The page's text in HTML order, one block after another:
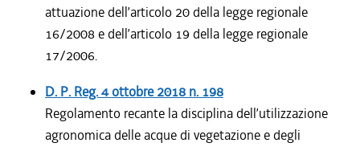
attuazione dell’articolo 20 della legge regionale
16/2008 e dell’articolo 19 della legge regionale
17/2006.
D. P. Reg.4 ottobre 2018 n. 198
Regolamento recante la disciplina dell’utilizzazione
agronomica delle acque di vegetazione e degli